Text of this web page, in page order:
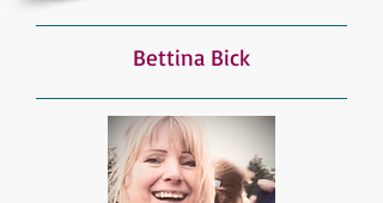
Bettina Bick